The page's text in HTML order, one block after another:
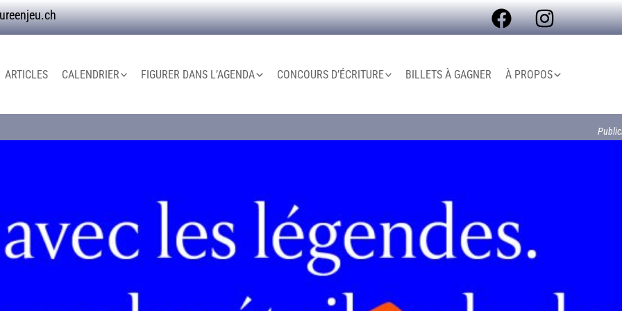
ARTICLES CALENDRIER FIGURER DANS L’AGENDA CONCOURS D’ÉCRITURE BILLETS À GAGNER À PROPOS
R
c
e
r